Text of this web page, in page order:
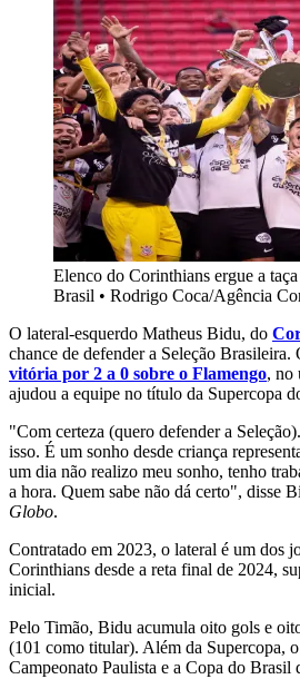
Elenco do Corinthians ergue a
Brasil • Rodrigo Coca/Agência
O lateral-esquerdo Matheus Bidu, do
chance de defender a Seleção
vitória por 2 a 0 sobre o Flamengo, no
ajudou a equipe no título da Supercopa
"Com certeza (quero defender a
isso. É um sonho desde criança
um dia não realizo meu sonho, tenho
a hora. Quem sabe não dá certo", disse
Globo.
Contratado em 2023, o lateral é um dos
Corinthians desde a reta final de 2024,
inicial.
Pelo Timão, Bidu acumula oito gols e
(101 como titular). Além da Supercopa,
Campeonato Paulista e a Copa do Brasil